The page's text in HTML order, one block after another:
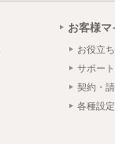
お客様
お役立
サポート
契約・
各種設定